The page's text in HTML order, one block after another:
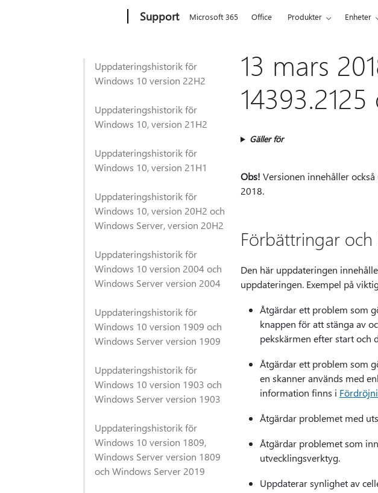
Support Microsoft 365 Office Produkter Enheter
Uppdateringshistorik för
Windows 10 version 22H2
Uppdateringshistorik för
Windows 10, version 21H2
Uppdateringshistorik för
Windows 10, version 21H1
Uppdateringshistorik för
Windows 10, version 20H2 och
Windows Server, version 20H2
Uppdateringshistorik för
Windows 10 version 2004 och
Windows Server version 2004
Uppdateringshistorik för
Windows 10 version 1909 och
Windows Server version 1909
Uppdateringshistorik för
Windows 10 version 1903 och
Windows Server version 1903
Uppdateringshistorik för
Windows 10 version 1809,
Windows Server version 1809
och Windows Server 2019
13 mars
Gäller för
Obs! Versionen innehåller
2018.
Förbättringar
Den här uppdateringen
uppdateringen. Exempel på
Åtgärdar ett problem som
knappen för att stänga av
pekskärmen efter start och
Åtgärdar ett problem som
en skanner används med
information finns i
Åtgärdar problemet med
Åtgärdar problemet som
utvecklingsverktyg.
Uppdaterar synlighet av